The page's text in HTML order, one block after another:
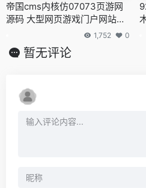
帝国cms内核仿07073页游网
源码 大型网页游戏门户网站模
1,752 0
暂无评论